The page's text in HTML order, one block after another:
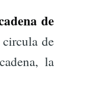
de
de
la